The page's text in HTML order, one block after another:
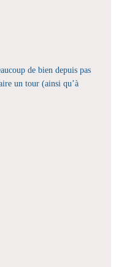
de bien depuis pas
un tour (ainsi qu’à